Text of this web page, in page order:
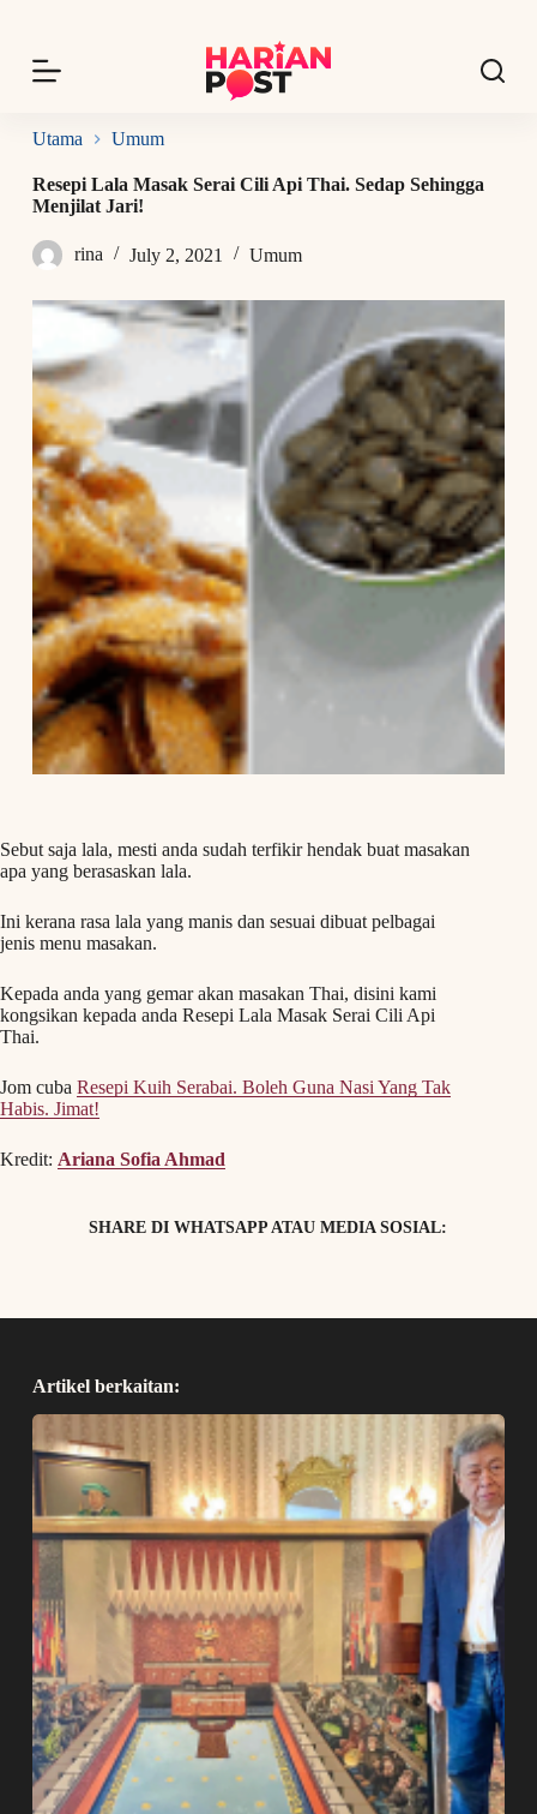
p
o
o
n
n
Utama Umum
Resepi Lala Masak Serai Cili Api Thai. Sedap Sehingga
Menjilat Jari!
rina July 2, 2021 Umum
Sebut saja lala, mesti anda sudah terfikir hendak buat masakan
apa yang berasaskan lala.
Ini kerana rasa lala yang manis dan sesuai dibuat pelbagai
jenis menu masakan.
Kepada anda yang gemar akan masakan Thai, disini kami
kongsikan kepada anda Resepi Lala Masak Serai Cili Api
Thai.
Jom cuba Resepi Kuih Serabai. Boleh Guna Nasi Yang Tak
Habis. Jimat!
Kredit: Ariana Sofia Ahmad
SHARE DI WHATSAPP ATAU MEDIA SOSIAL:
Artikel berkaitan: